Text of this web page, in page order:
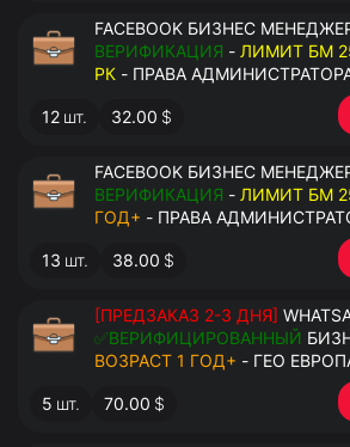
FACEBOOK БИЗНЕС
ВЕРИФИКАЦИЯ - ЛИМИТ БМ
РК - ПРАВА
12 шт. 32.00 $
FACEBOOK БИЗНЕС
ВЕРИФИКАЦИЯ - ЛИМИТ БМ
ГОД+ - ПРАВА
13 шт. 38.00 $
[ПРЕДЗАКАЗ 2-3 ДНЯ]
✅ВЕРИФИЦИРОВАННЫЙ
ВОЗРАСТ 1 ГОД+ - ГЕО
- ДОСТУПНО К
НОМЕРОВ - ПРАВА
5 шт. 70.00 $